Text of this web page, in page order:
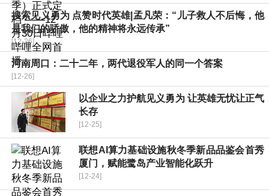
搜索见义勇为 点赞时代英雄|孟凡荣：“儿子救人不后悔，他
是我们的骄傲，他的精神将永远传承”
[12-26]
河南周口：二十二年，两代退役军人的同一个答案
[12-26]
以企业之力护航见义勇为 让英雄无忧让正气
长存
[12-25]
联想AI算力基础设施秋冬季新品品鉴会首秀
厦门，赋能鹭岛产业智能化跃升
[12-24]